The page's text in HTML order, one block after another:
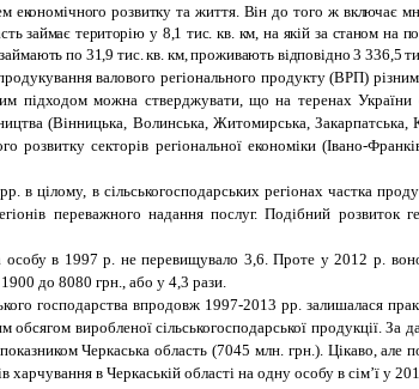
економічного розвитку та життя. Він до того ж включає
займає територію у 8,1 тис. кв. км, на якій за станом на
по 31,9 тис. кв. км, проживають відповідно 3 336,5
валового регіонального продукту (ВРП)
підходом можна стверджувати, що на теренах
(Вінницька, Волинська, Житомирська,
секторів регіональної економіки (Івано-
цілому, в сільськогосподарських регіонах частка
переважного надання послуг. Подібний
в 1997 р. не перевищувало 3,6. Проте у 2012 р.
до 8080 грн., або у 4,3 рази.
господарства впродовж 1997-2013 рр. залишалася
обсягом виробленої сільськогосподарської продукції.
Черкаська область (7045 млн. грн.). Цікаво, але
в Черкаській області на одну особу в сім’ї у